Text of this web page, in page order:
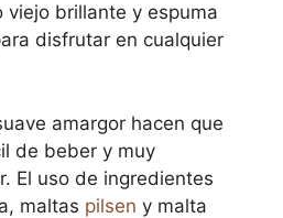
viejo brillante y espuma
disfrutar en cualquier
amargor hacen que
de beber y muy
El uso de ingredientes
maltas pilsen y malta